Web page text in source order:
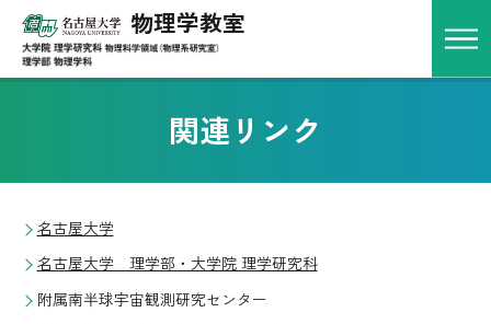
物理学教室
教員一覧
関連リンク
名古屋大学
名古屋大学 理学部・大学院 理学研究科
附属南半球宇宙観測研究センター